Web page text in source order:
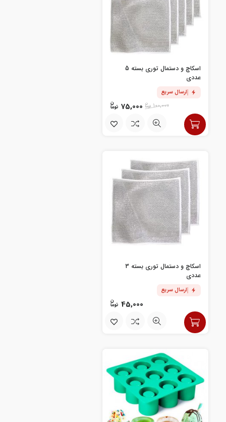
اسکاچ و دستمال توری بسته 5
عددی
ارسال سریع
100,000
75,000
اسکاچ و دستمال توری بسته 3
عددی
ارسال سریع
45,000